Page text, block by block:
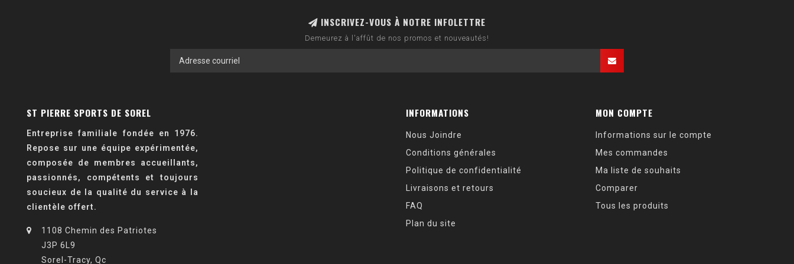
INSCRIVEZ-VOUS À NOTRE INFOLETTRE
Demeurez à l'affût de nos promos et nouveautés!
ST PIERRE SPORTS DE SOREL
Entreprise familiale fondée en 1976.
Repose sur une équipe expérimentée,
composée de membres accueillants,
passionnés, compétents et toujours
soucieux de la qualité du service à la
clientèle offert.
1108 Chemin des Patriotes
J3P 6L9
Sorel-Tracy, Qc
INFORMATIONS
Nous Joindre
Conditions générales
Politique de confidentialité
Livraisons et retours
FAQ
Plan du site
MON COMPTE
Informations sur le compte
Mes commandes
Ma liste de souhaits
Comparer
Tous les produits